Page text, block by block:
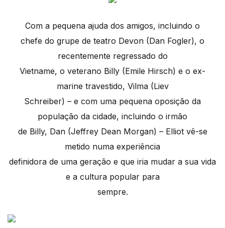
Com a pequena ajuda dos amigos, incluindo o
chefe do grupe de teatro Devon (Dan Fogler), o
recentemente regressado do
Vietname, o veterano Billy (Emile Hirsch) e o ex-
marine travestido, Vilma (Liev
Schreiber) – e com uma pequena oposição da
população da cidade, incluindo o irmão
de Billy, Dan (Jeffrey Dean Morgan) – Elliot vê-se
metido numa experiência
definidora de uma geração e que iria mudar a sua vida
e a cultura popular para
sempre.